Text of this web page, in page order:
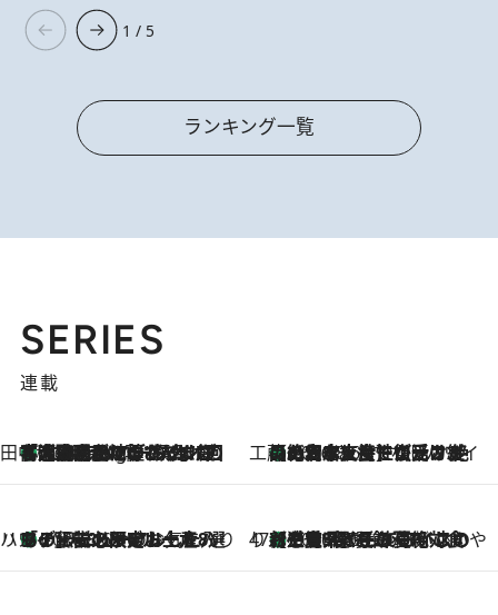
1 / 5
ランキング一覧
SERIES
連載
田中稲の勝手に再ブーム
1 Hour Ago
「湘南乃風に憧れて」観客大盛上がりの“タオル回し”に、ラッパー顔負けの高速歌唱まで…さだまさし（74）のアグレッシブすぎる現在地 工藤まやのおもてなしハワイ
2026.8.6
【ハワイ土産】ローカルの絶大な支持で復活！ 絶品の幻クッキー《元ファンの日本人女性が受け継いだ名店》
ハワイ賢者 リサのお気に入りリスト2026.8.6
あの伝説の限定トートも！ リニューアルした「ディーン＆デルーカ ハワイ」で必須のお土産8選 47都道府県の手みやげ ひんやりスイーツで夏を満喫
2026.8.6
【三重県】この夏絶対食べたい 冷やしておいしいおやつ3選 お餅×アイスの新感覚スイーツ